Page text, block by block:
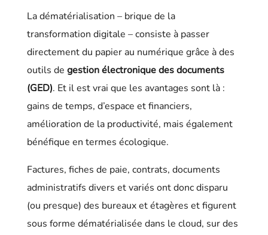
La dématérialisation – brique de la
transformation digitale – consiste à passer
directement du papier au numérique grâce à des
outils de gestion électronique des documents
(GED). Et il est vrai que les avantages sont là :
gains de temps, d’espace et financiers,
amélioration de la productivité, mais également
bénéfique en termes écologique.
Factures, fiches de paie, contrats, documents
administratifs divers et variés ont donc disparu
(ou presque) des bureaux et étagères et figurent
sous forme dématérialisée dans le cloud, sur des